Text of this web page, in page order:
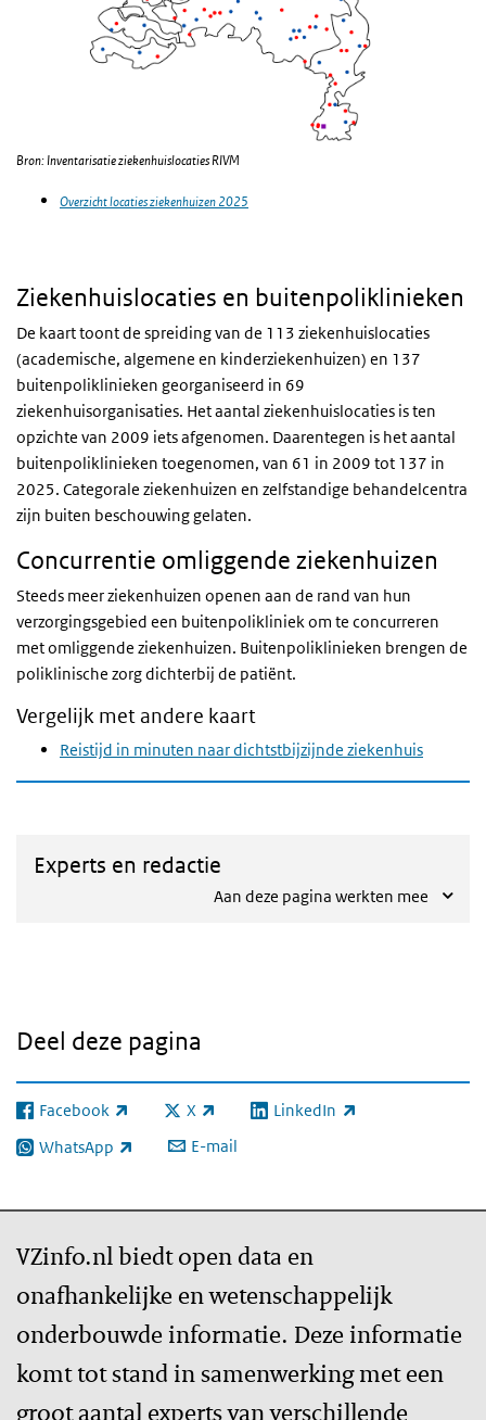
Bron: Inventarisatie ziekenhuislocaties RIVM
Overzicht locaties ziekenhuizen 2025
Ziekenhuislocaties en buitenpoliklinieken
De kaart toont de spreiding van de 113 ziekenhuislocaties
(academische, algemene en kinderziekenhuizen) en 137
buitenpoliklinieken georganiseerd in 69
ziekenhuisorganisaties. Het aantal ziekenhuislocaties is ten
opzichte van 2009 iets afgenomen. Daarentegen is het aantal
buitenpoliklinieken toegenomen, van 61 in 2009 tot 137 in
2025. Categorale ziekenhuizen en zelfstandige behandelcentra
zijn buiten beschouwing gelaten.
Concurrentie omliggende ziekenhuizen
Steeds meer ziekenhuizen openen aan de rand van hun
verzorgingsgebied een buitenpolikliniek om te concurreren
met omliggende ziekenhuizen. Buitenpoliklinieken brengen de
poliklinische zorg dichterbij de patiënt.
Vergelijk met andere kaart
Reistijd in minuten naar dichtstbijzijnde ziekenhuis
Experts en redactie
Aan deze pagina werkten mee
Deel deze pagina
Facebook
(externe link) X
(externe link) LinkedIn
(externe link)
WhatsApp
(externe link) E-mail
VZinfo.nl biedt open data en
onafhankelijke en wetenschappelijk
onderbouwde informatie. Deze informatie
komt tot stand in samenwerking met een
groot aantal experts van verschillende